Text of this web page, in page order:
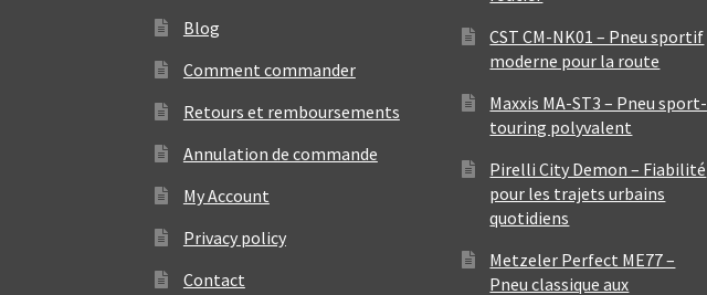
Blog
Comment commander
Retours et remboursements
Annulation de commande
My Account
Privacy policy
Contact
CST CM-NK01 – Pneu sportif
moderne pour la route
Maxxis MA-ST3 – Pneu sport-
touring polyvalent
Pirelli City Demon – Fiabilité
pour les trajets urbains
quotidiens
Metzeler Perfect ME77 –
Pneu classique aux